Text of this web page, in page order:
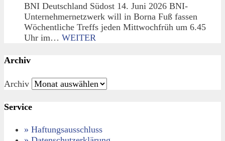
BNI Deutschland Südost 14. Juni 2026 BNI-
Unternehmernetzwerk will in Borna Fuß fassen
Wöchentliche Treffs jeden Mittwochfrüh um 6.45
Uhr im… WEITER
Archiv
Archiv
Service
» Haftungsausschluss